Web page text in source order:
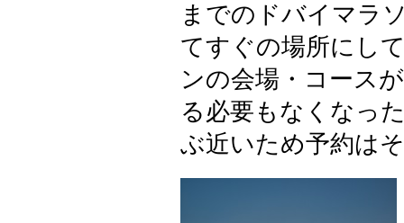
までのドバイマラ
てすぐの場所にし
ンの会場・コース
る必要もなくなっ
ぶ近いため予約は